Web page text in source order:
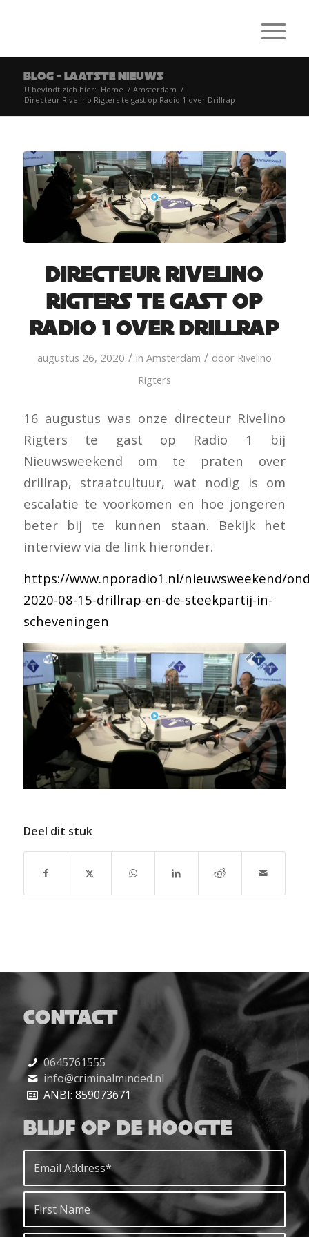
Blog - laatste nieuws
U bevindt zich hier: Home / Amsterdam /
Directeur Rivelino Rigters te gast op Radio 1 over Drillrap
Directeur Rivelino
Rigters te gast op
Radio 1 over Drillrap
augustus 26, 2020 / in Amsterdam / door Rivelino
Rigters
16 augustus was onze directeur Rivelino
Rigters te gast op Radio 1 bij
Nieuwsweekend om te praten over
drillrap, straatcultuur, wat nodig is om
escalatie te voorkomen en hoe jongeren
beter bij te kunnen staan. Bekijk het
interview via de link hieronder.
https://www.nporadio1.nl/nieuwsweekend/
2020-08-15-drillrap-en-de-steekpartij-in-
scheveningen
Deel dit stuk
CONTACT
0645761555
info@criminalminded.nl
ANBI: 859073671
BLIJF OP DE HOOGTE